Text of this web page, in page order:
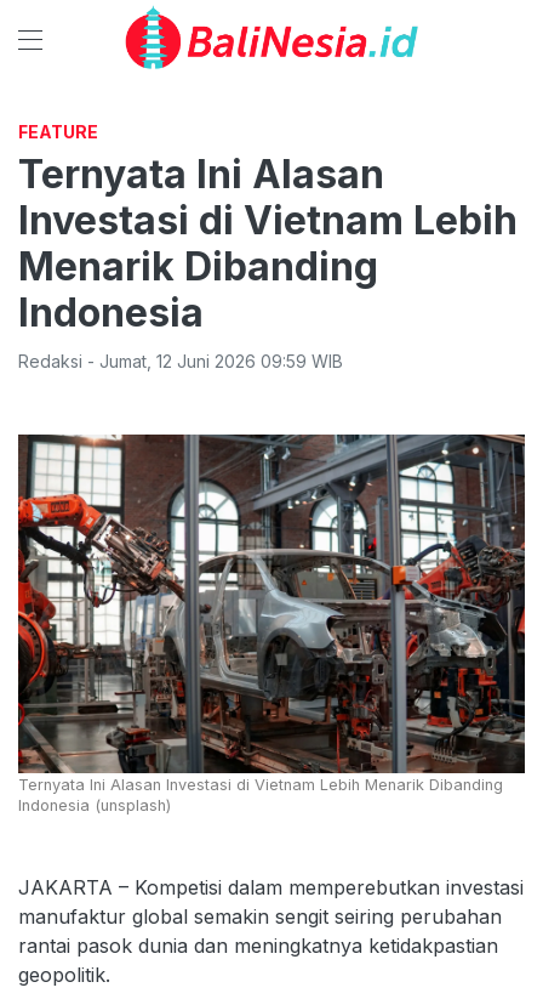
FEATURE
Ternyata Ini Alasan
Investasi di Vietnam Lebih
Menarik Dibanding
Indonesia
Redaksi - Jumat 12 Juni 2026 09:59 WIB
Ternyata Ini Alasan Investasi di Vietnam Lebih Menarik Dibanding
Indonesia (unsplash)
JAKARTA – Kompetisi dalam memperebutkan investasi
manufaktur global semakin sengit seiring perubahan
rantai pasok dunia dan meningkatnya ketidakpastian
geopolitik.